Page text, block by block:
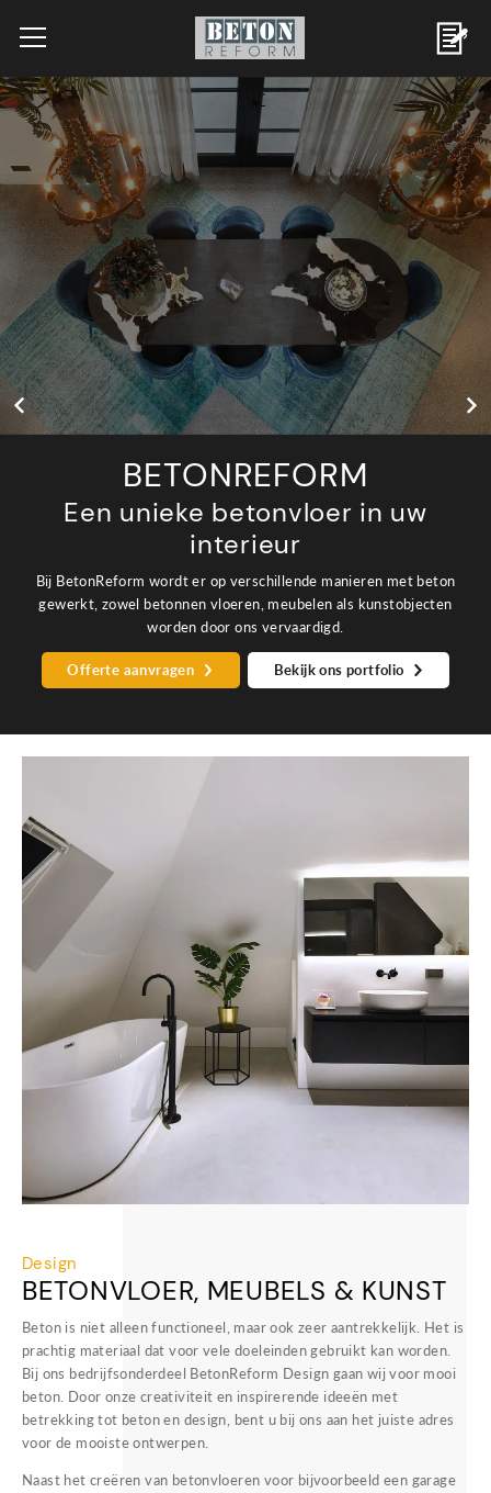
BETONREFORM
Een unieke betonvloer in uw
interieur
Bij BetonReform wordt er op verschillende manieren met beton
gewerkt, zowel betonnen vloeren, meubelen als kunstobjecten
worden door ons vervaardigd.
Offerte aanvragen Bekijk ons portfolio
Design
BETONVLOER, MEUBELS & KUNST
Beton is niet alleen functioneel, maar ook zeer aantrekkelijk. Het is
prachtig materiaal dat voor vele doeleinden gebruikt kan worden.
Bij ons bedrijfsonderdeel BetonReform Design gaan wij voor mooi
beton. Door onze creativiteit en inspirerende ideeën met
betrekking tot beton en design, bent u bij ons aan het juiste adres
voor de mooiste ontwerpen.
Naast het creëren van betonvloeren voor bijvoorbeeld een garage